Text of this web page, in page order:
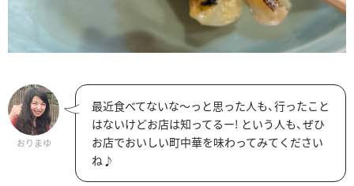
おりまゆ
最近食べてないな～っと思った人も、行ったこと
はないけどお店は知ってるー! という人も、ぜひ
お店でおいしい町中華を味わってみてください
ね♪